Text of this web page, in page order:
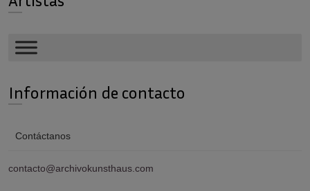
Información de contacto
Contáctanos
contacto@archivokunsthaus.com